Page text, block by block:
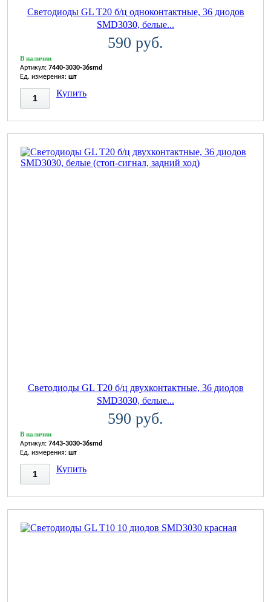
Светодиоды GL T20 б/ц одноконтактные, 36 диодов
SMD3030, белые...
590 руб.
В наличии
Артикул: 7440-3030-36smd
Ед. измерения: шт
Купить
Светодиоды GL T20 б/ц двухконтактные, 36 диодов
SMD3030, белые...
590 руб.
В наличии
Артикул: 7443-3030-36smd
Ед. измерения: шт
Купить